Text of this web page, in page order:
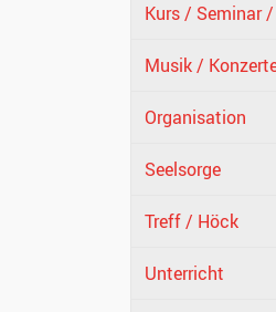
Kurs / Seminar
Musik /
Organisation
Seelsorge
Treff / Höck
Unterricht